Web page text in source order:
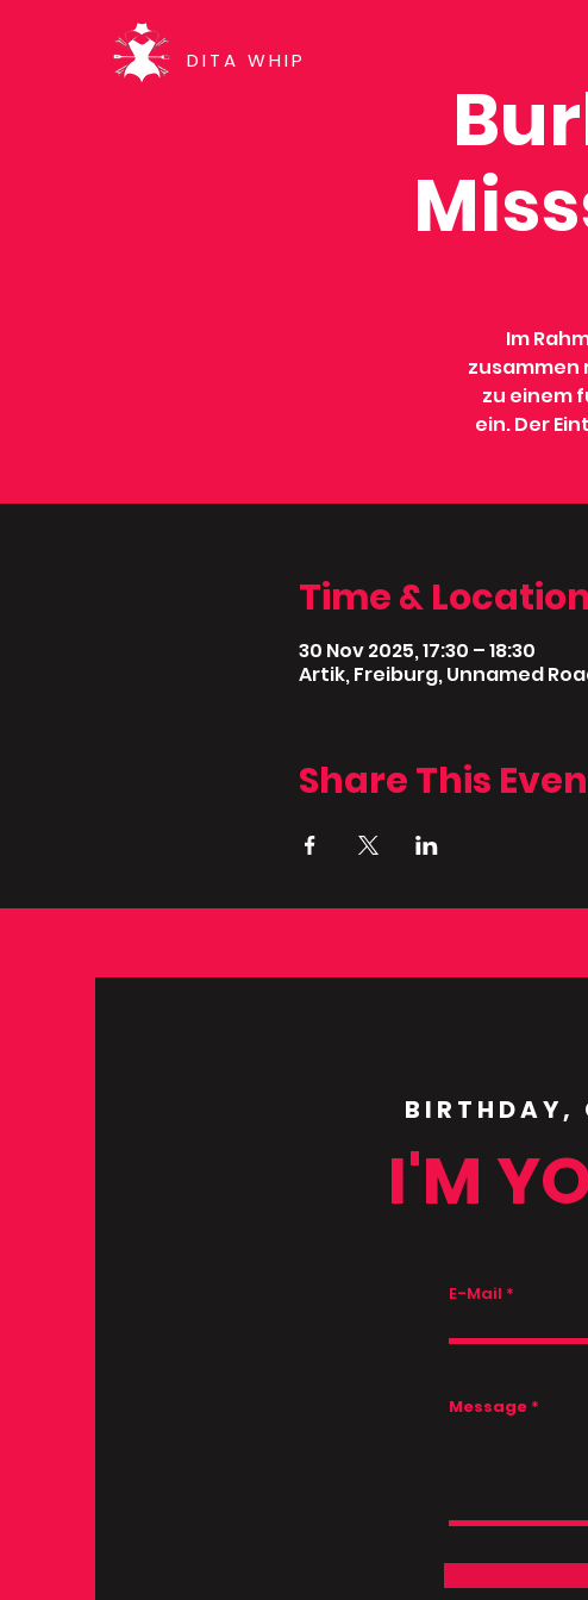
DITA WHIP
Im
zusammen
zu einem
ein. Der
Time & Location
30 Nov 2025, 17:30 – 18:30
Artik, Freiburg, Unnamed
Share This
BIRTHDAY,
I'M
E-Mail
Message